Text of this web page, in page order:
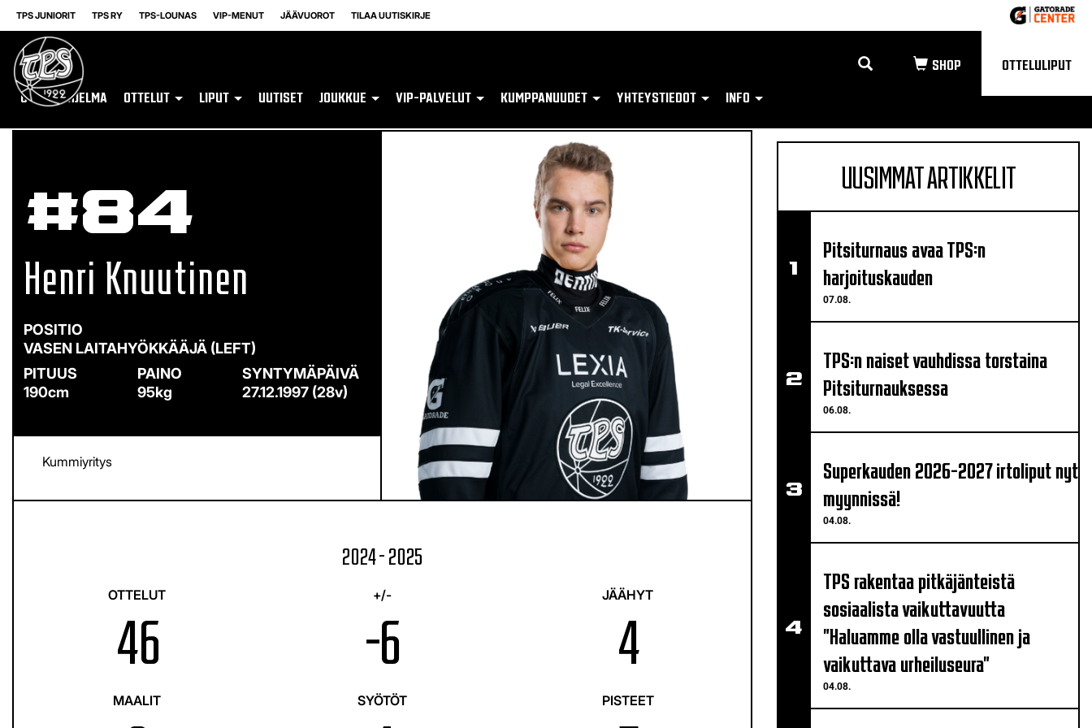
TPS JUNIORIT TPS RY TPS-LOUNAS VIP-MENUT JÄÄVUOROT TILAA UUTISKIRJE
OTTELULIPUT
OTTELUOHJELMA
OTTELUT LIPUT UUTISET JOUKKUE VIP-PALVELUT KUMPPANUUDET YHTEYSTIEDOT INFO
#84
Henri Knuutinen
VASEN LAITAHYÖKKÄÄJÄ (LEFT)
190cm 95kg 27.12.1997 (28v)
Kummiyritys
2024 - 2025
OTTELUT
46
+/-
-6
JÄÄHYT
4
MAALIT SYÖTÖT PISTEET
UUSIMMAT ARTIKKELIT
07.08.
Pitsiturnaus avaa TPS:n
harjoituskauden
06.08.
TPS:n naiset vauhdissa torstaina
Pitsiturnauksessa
04.08.
Superkauden 2026-2027 irtoliput nyt
myynnissä!
04.08.
TPS rakentaa pitkäjänteistä
sosiaalista vaikuttavuutta
"Haluamme olla vastuullinen ja
vaikuttava urheiluseura"